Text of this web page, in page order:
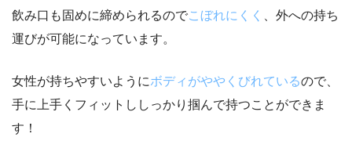
飲み口も固めに締められるのでこぼれにくく
、外への持ち
運びが可能になっています。
女性が持ちやすいようにボディがややくびれているので、
手に上手くフィットししっかり掴んで持つことができま
す！